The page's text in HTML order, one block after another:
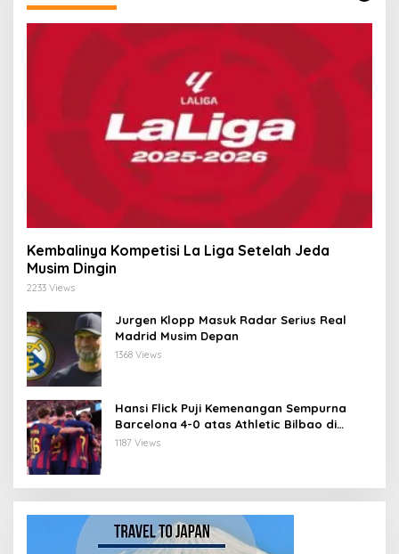
Kembalinya Kompetisi La Liga Setelah Jeda
Musim Dingin
2233 Views
Jurgen Klopp Masuk Radar Serius Real
Madrid Musim Depan
1368 Views
Hansi Flick Puji Kemenangan Sempurna
Barcelona 4-0 atas Athletic Bilbao di
Stadium Baru Camp Nou
1187 Views